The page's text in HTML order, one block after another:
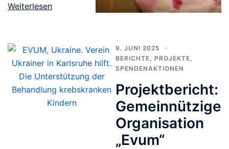
Weiterlesen
9. JUNI 2025
BERICHTE
PROJEKTE
SPENDENAKTIONEN
Projektbericht:
Gemeinnützige
Organisation
„Evum“